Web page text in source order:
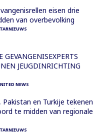
eisen drie
van overbevolking
GEVANGENISEXPERTS
JEUGDINRICHTING
NEWS
Pakistan en Turkije tekenen
te midden van regionale